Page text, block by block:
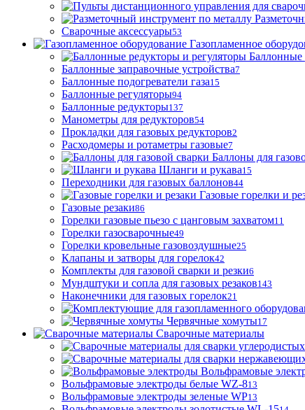
Сварочные аксессуары53
Газопламенное
Баллонные
Баллонные заправочные устройства7
Баллонные подогреватели газа15
Баллонные регуляторы94
Баллонные редукторы137
Манометры для редукторов54
Прокладки для газовых редукторов2
Расходомеры и ротаметры газовые7
Баллоны для
Шланги и рукава15
Переходники для газовых баллонов44
Газовые горелки и
Газовые резаки86
Горелки газовые пьезо с цанговым захватом11
Горелки газосварочные49
Горелки кровельные газовоздушные25
Клапаны и затворы для горелок42
Комплекты для газовой сварки и резки6
Мундштуки и сопла для газовых резаков143
Наконечники для газовых горелок21
Червячные хомуты17
Сварочные материалы
Вольфрамовые
Вольфрамовые электроды белые WZ-813
Вольфрамовые электроды зеленые WP13